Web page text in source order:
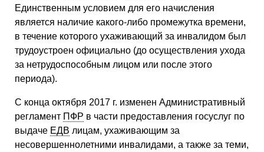
Единственным условием для его начисления
является наличие какого-либо промежутка времени,
в течение которого ухаживающий за инвалидом был
трудоустроен официально (до осуществления ухода
за нетрудоспособным лицом или после этого
периода).
С конца октября 2017 г. изменен Административный
регламент ПФР в части предоставления госуслуг по
выдаче ЕДВ лицам, ухаживающим за
несовершеннолетними инвалидами, а также за теми,